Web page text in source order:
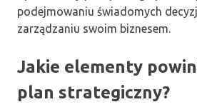
podejmowaniu świadomych
zarządzaniu swoim biznesem.
Jakie elementy
plan strategiczny?